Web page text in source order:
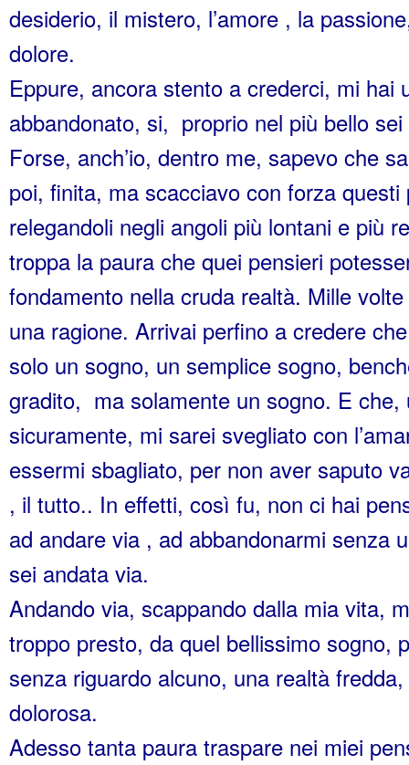
desiderio, il mistero, l’amore , la
dolore.
Eppure, ancora stento a crederci, mi hai
abbandonato, si, proprio nel più bello
Forse, anch’io, dentro me, sapevo che
poi, finita, ma scacciavo con forza questi
relegandoli negli angoli più lontani e più
troppa la paura che quei pensieri
fondamento nella cruda realtà. Mille
una ragione. Arrivai perfino a credere
solo un sogno, un semplice sogno,
gradito, ma solamente un sogno. E che,
sicuramente, mi sarei svegliato con
essermi sbagliato, per non aver saputo
, il tutto.. In effetti, così fu, non ci hai
ad andare via , ad abbandonarmi senza
sei andata via.
Andando via, scappando dalla mia vita,
troppo presto, da quel bellissimo sogno,
senza riguardo alcuno, una realtà
dolorosa.
Adesso tanta paura traspare nei miei